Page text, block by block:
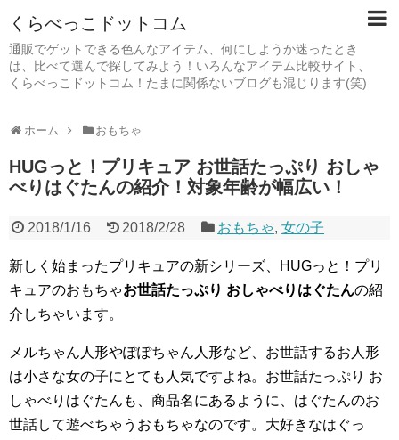
くらべっこドットコム
通販でゲットできる色んなアイテム、何にしようか迷ったとき
は、比べて選んで探してみよう！いろんなアイテム比較サイト、
くらべっこドットコム！たまに関係ないブログも混じります(笑)
ホーム おもちゃ
HUGっと！プリキュア お世話たっぷり おしゃ
べりはぐたんの紹介！対象年齢が幅広い！
2018/1/16 2018/2/28 おもちゃ,女の子
新しく始まったプリキュアの新シリーズ、HUGっと！プリ
キュアのおもちゃお世話たっぷり おしゃべりはぐたんの紹
介しちゃいます。
メルちゃん人形やぽぽちゃん人形など、お世話するお人形
は小さな女の子にとても人気ですよね。お世話たっぷり お
しゃべりはぐたんも、商品名にあるように、はぐたんのお
世話して遊べちゃうおもちゃなのです。大好きなはぐっ